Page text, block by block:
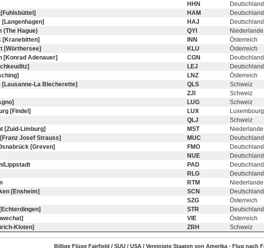
HHN
Deutschland
HAM
Deutschland
[Langenhagen]
HAJ
Deutschland
(The Hague)
QYI
Niederlande
[Kranebitten]
INN
Österreich
[Wörthersee]
KLU
Österreich
[Konrad Adenauer]
CGN
Deutschland
LEJ
Deutschland
LNZ
Österreich
[Lausanne-La Blecherette]
QLS
Schweiz
ZJI
Schweiz
LUG
Schweiz
[Findel]
LUX
Luxembourg
QLJ
Schweiz
[Zuid-Limburg]
MST
Niederlande
Josef Strauss]
MUC
Deutschland
[Greven]
FMO
Deutschland
NUE
Deutschland
Lippstadt
PAD
Deutschland
RLG
Deutschland
RTM
Niederlande
[Ensheim]
SCN
Deutschland
SZG
Österreich
STR
Deutschland
VIE
Österreich
Kloten]
ZRH Schweiz
Billige Flüge Fairfield / SUU / USA / Vereinigte Staaten von Amerika - Flug nach